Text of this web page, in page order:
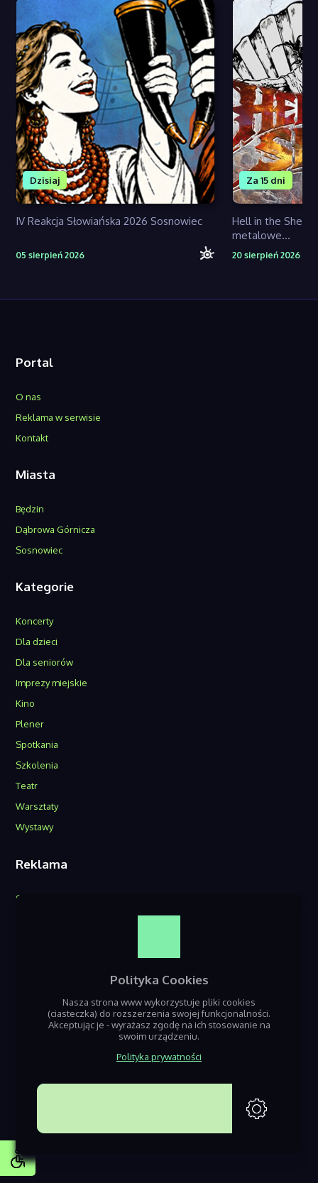
IV Reakcja Słowiańska 2026 Sosnowiec
Dzisiaj
05 sierpień 2026
Hell in the Shell
metalowe...
Za 15 dni
20 sierpień 2026
Portal
O nas
Reklama w serwisie
Kontakt
Miasta
Będzin
Dąbrowa Górnicza
Sosnowiec
Kategorie
Koncerty
Dla dzieci
Dla seniorów
Imprezy miejskie
Kino
Plener
Spotkania
Szkolenia
Teatr
Warsztaty
Wystawy
Reklama
O nas
Sosnowca i Dąbrowy Górniczej – dobrze trafiłeś! Nazaglebiu.pl to seriws
poświęcony gromadzeniu informacji o nadchodzacych eventach i
Polityka Cookies
Nasza strona www wykorzystuje pliki cookies
(ciasteczka) do rozszerzenia swojej funkcjonalności.
Akceptując je - wyrażasz zgodę na ich stosowanie na
swoim urządzeniu.
Polityka prywatności